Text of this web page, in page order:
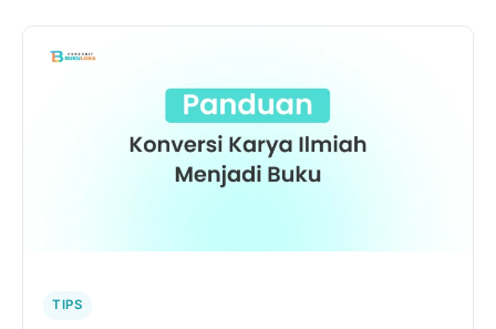
Bukuloka Digital
TIPS